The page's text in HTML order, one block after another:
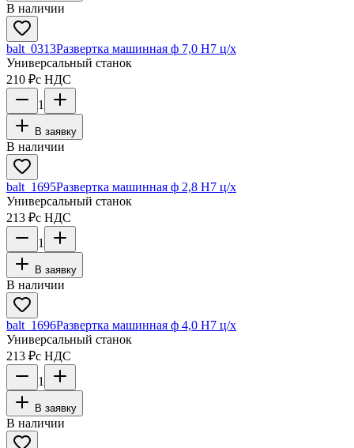
В наличии
balt_0313Развертка машинная ф 7,0 Н7 ц/х
Универсальный станок
210 ₽с НДС
1
В заявку
В наличии
balt_1695Развертка машинная ф 2,8 Н7 ц/х
Универсальный станок
213 ₽с НДС
1
В заявку
В наличии
balt_1696Развертка машинная ф 4,0 Н7 ц/х
Универсальный станок
213 ₽с НДС
1
В заявку
В наличии